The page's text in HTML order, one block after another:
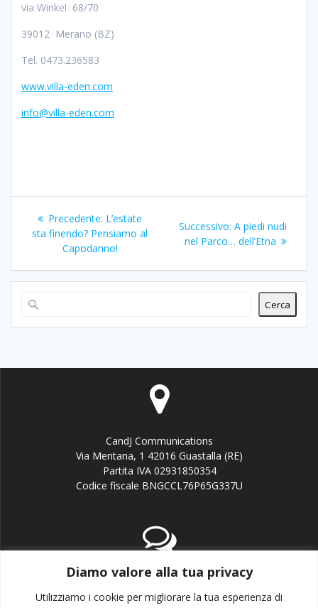
Diamo valore alla tua privacy
Utilizziamo i cookie per migliorare la tua esperienza di
via Winkel 68/70
39012 Merano (BZ)
Tel. 0473.236583
www.villa-eden.com
info@villa-eden.com
Navigazione
articoli
Precedente: Articolo
precedente:
L’estate
sta finendo? Pensiamo al
Capodanno!
Successivo: Articolo
successivo:
A piedi nudi
nel Parco… dell’Etna
Cerca
CandJ Communications
Via Mentana, 1 42016 Guastalla (RE)
Partita IVA 02931850354
Codice fiscale BNGCCL76P65G337U
email:info@candj.it
Office: +39 338 3643199